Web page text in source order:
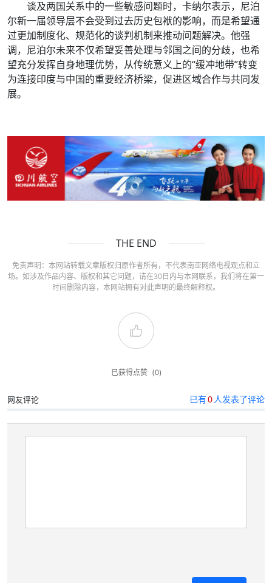
谈及两国关系中的一些敏感问题时，卡纳尔表示，尼泊
尔新一届领导层不会受到过去历史包袱的影响，而是希望通
过更加制度化、规范化的谈判机制来推动问题解决。他强
调，尼泊尔未来不仅希望妥善处理与邻国之间的分歧，也希
望充分发挥自身地理优势，从传统意义上的“缓冲地带”转变
为连接印度与中国的重要经济桥梁，促进区域合作与共同发
展。
THE END
免责声明：本网站转载文章版权归原作者所有，不代表南亚网络电视观点和立
场。如涉及作品内容、版权和其它问题，请在30日内与本网联系，我们将在第一
时间删除内容，本网站拥有对此声明的最终解释权。
已获得点赞 (0)
网友评论 已有0人发表了评论